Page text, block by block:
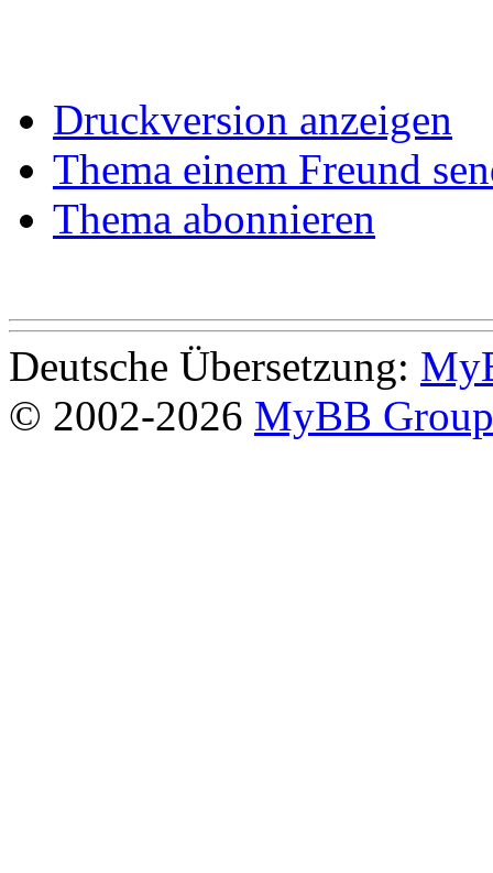
Druckversion anzeigen
Thema einem Freund
Thema abonnieren
Deutsche Übersetzung:
© 2002-2026 MyBB Group